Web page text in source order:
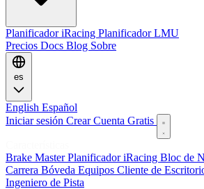
Planificador iRacing Planificador LMU
Precios Docs Blog Sobre
es
English Español
Iniciar sesión Crear Cuenta Gratis
Brake MasterPlanificador iRacing Bloc de
Carrera Bóveda Equipos Cliente de
Ingeniero de Pista